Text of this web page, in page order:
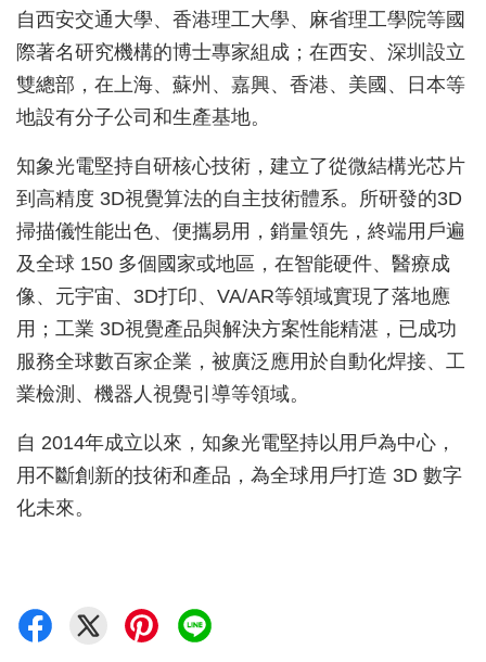
自西安交通大學、香港理工大學、麻省理工學院等國
際著名研究機構的博士專家組成；在西安、深圳設立
雙總部，在上海、蘇州、嘉興、香港、美國、日本等
地設有分子公司和生產基地。
知象光電堅持自研核心技術，建立了從微結構光芯片
到高精度 3D視覺算法的自主技術體系。所研發的3D
掃描儀性能出色、便攜易用，銷量領先，終端用戶遍
及全球 150 多個國家或地區，在智能硬件、醫療成
像、元宇宙、3D打印、VA/AR等領域實現了落地應
用；工業 3D視覺產品與解決方案性能精湛，已成功
服務全球數百家企業，被廣泛應用於自動化焊接、工
業檢測、機器人視覺引導等領域。
自 2014年成立以來，知象光電堅持以用戶為中心，
用不斷創新的技術和產品，為全球用戶打造 3D 數字
化未來。